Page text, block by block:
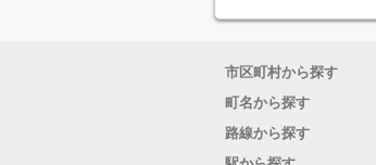
市区町村から探す
町名から探す
路線から探す